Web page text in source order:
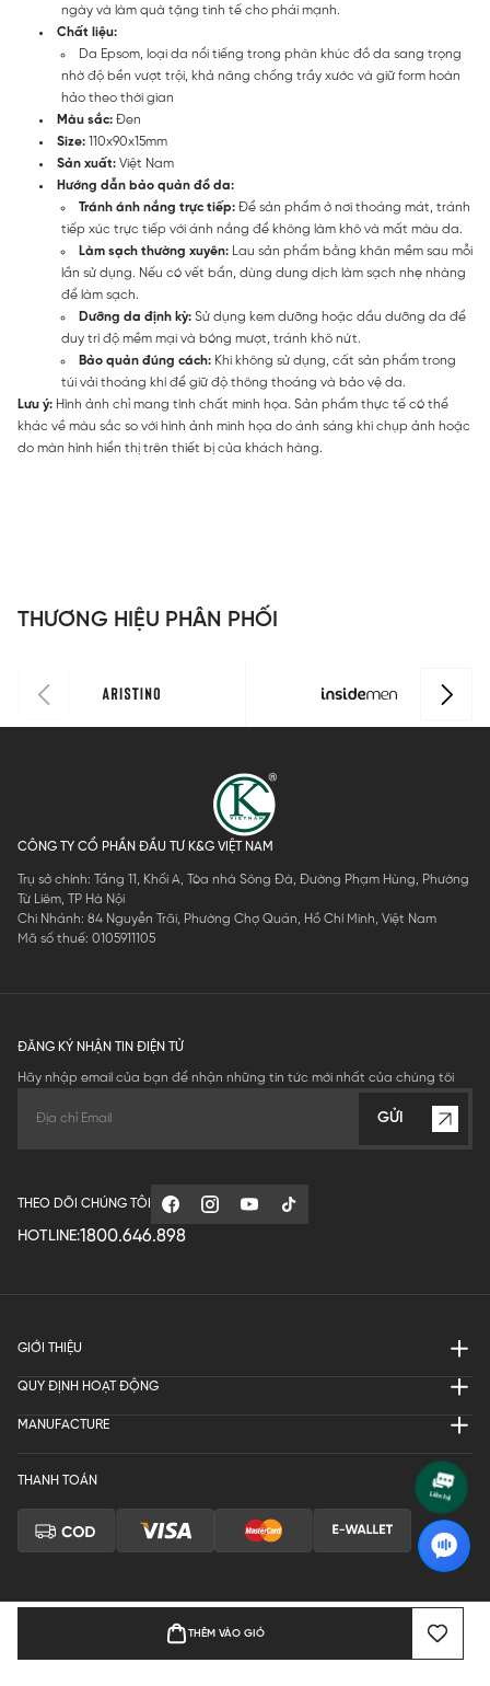
THÊM VÀO GIỎ
ngày và làm quà tặng tinh tế cho phái mạnh.
Chất liệu:
Da Epsom, loại da nổi tiếng trong phân khúc đồ da sang trọng
nhờ độ bền vượt trội, khả năng chống trầy xước và giữ form hoàn
hảo theo thời gian
Màu sắc: Đen
Size: 110x90x15mm
Sản xuất: Việt Nam
Hướng dẫn bảo quản đồ da:
Tránh ánh nắng trực tiếp: Để sản phẩm ở nơi thoáng mát, tránh
tiếp xúc trực tiếp với ánh nắng để không làm khô và mất màu da.
Làm sạch thường xuyên: Lau sản phẩm bằng khăn mềm sau mỗi
lần sử dụng. Nếu có vết bẩn, dùng dung dịch làm sạch nhẹ nhàng
để làm sạch.
Dưỡng da định kỳ: Sử dụng kem dưỡng hoặc dầu dưỡng da để
duy trì độ mềm mại và bóng mượt, tránh khô nứt.
Bảo quản đúng cách: Khi không sử dụng, cất sản phẩm trong
túi vải thoáng khí để giữ độ thông thoáng và bảo vệ da.
Lưu ý: Hình ảnh chỉ mang tính chất minh họa. Sản phẩm thực tế có thể
khác về màu sắc so với hình ảnh minh họa do ánh sáng khi chụp ảnh hoặc
do màn hình hiển thị trên thiết bị của khách hàng.
THƯƠNG HIỆU PHÂN PHỐI
CÔNG TY CỔ PHẦN ĐẦU TƯ K&G VIỆT NAM
Trụ sở chính: Tầng 11, Khối A, Tòa nhà Sông Đà, Đường Phạm Hùng, Phường
Từ Liêm, TP Hà Nội
Chi Nhánh: 84 Nguyễn Trãi, Phường Chợ Quán, Hồ Chí Minh, Việt Nam
Mã số thuế: 0105911105
ĐĂNG KÝ NHẬN TIN ĐIỆN TỬ
Hãy nhập email của bạn để nhận những tin tức mới nhất của chúng tôi
GỬI
THEO DÕI CHÚNG TÔI
HOTLINE:1800.646.898
GIỚI THIỆU
QUY ĐỊNH HOẠT ĐỘNG
MANUFACTURE
THANH TOÁN
Bản quyền © 2024 KGVIETNAM